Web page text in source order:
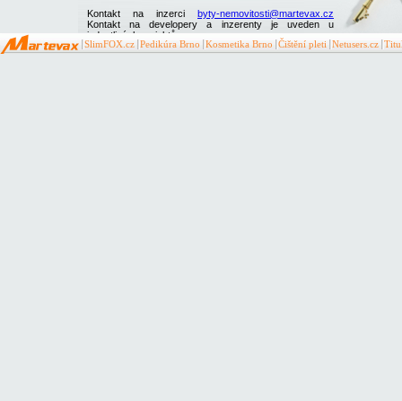
Kontakt na inzerci byty-nemovitosti@martevax.cz
Kontakt na developery a inzerenty je uveden u
jednotlivých projektů
SlimFOX.cz Pedikúra Brno Kosmetika Brno Čištění pleti Netusers.cz